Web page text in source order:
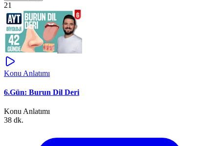
21
Konu Anlatımı
6.Gün: Burun Dil Deri
Konu Anlatımı
38 dk.